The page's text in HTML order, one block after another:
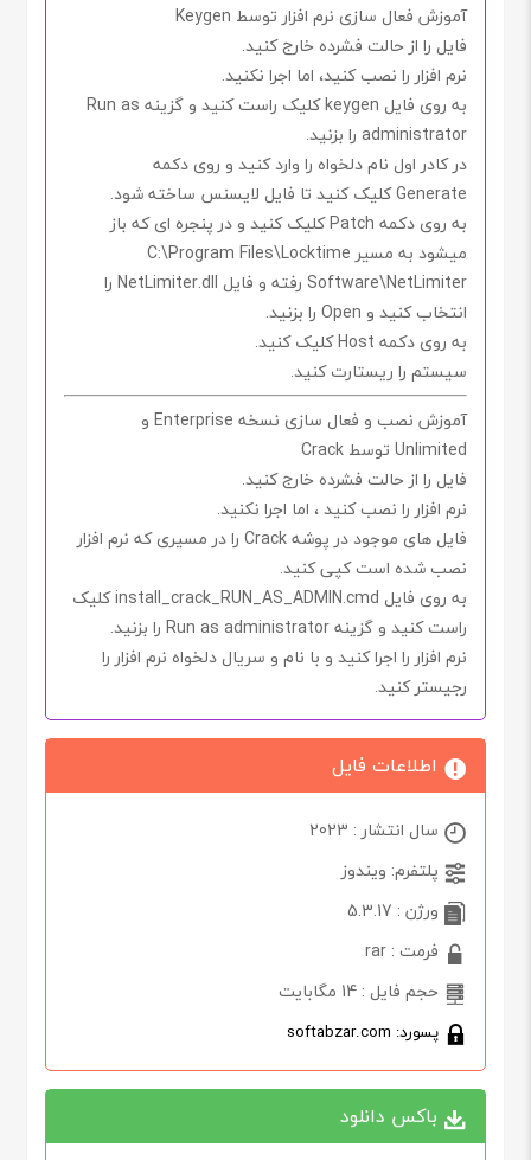
آموزش فعال سازی نرم افزار توسط Keygen
فایل را از حالت فشرده خارج کنید.
نرم افزار را نصب کنید، اما اجرا نکنید.
به روی فایل
کلیک راست کنید و گزینه Run as
administrator را بزنید.
در کادر اول نام دلخواه را وارد کنید و روی دکمه
Generateکلیک کنید تا فایل لایسنس ساخته شود.
به روی دکمه Patchکلیک کنید و در پنجره ای که باز
میشود به مسیرC:\Program Files\Locktime
Software\NetLimiter رفته و فایل NetLimiter.dll را
انتخاب کنید و Open را بزنید.
به روی دکمه Hostکلیک کنید.
سیستم را ریستارت کنید.
آموزش نصب و فعال سازی نسخه Enterprise و
Unlimited توسط Crack
فایل را از حالت فشرده خارج کنید.
نرم افزار را نصب کنید ، اما اجرا نکنید.
فایل های موجود در پوشهCrack را در مسیری که نرم افزار
نصب شده است کپی کنید.
به روی فایل install_crack_RUN_AS_ADMIN.cmdکلیک
راست کنید و گزینهRun as administrator را بزنید.
نرم افزار را اجرا کنید و با نام و سریال دلخواه نرم افزار را
رجیستر کنید.
اطلاعات فایل
سال انتشار : 2023
پلتفرم: ویندوز
ورژن : 5.3.17
فرمت : rar
حجم فایل : 14 مگابایت
پسورد: softabzar.com
باکس دانلود